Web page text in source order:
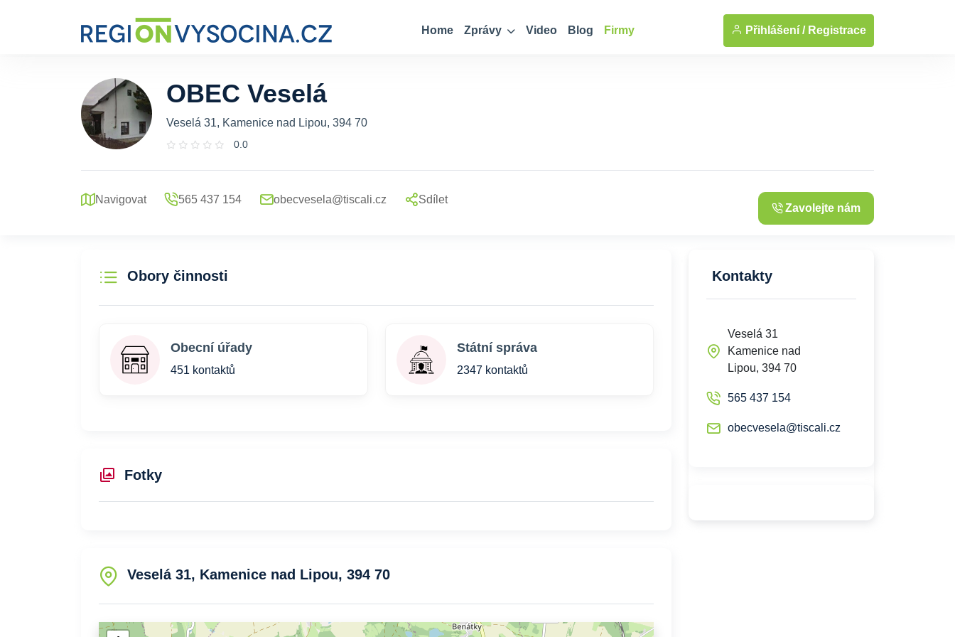
Home Zprávy Video Blog Firmy Přihlášení / Registrace
... Zobrazit fotografie
OBEC Veselá
Veselá 31, Kamenice nad Lipou, 394 70
0.0
Navigovat 565 437 154 obecvesela@tiscali.cz Sdílet
Zavolejte nám
Obory činnosti
Obecní úřady
451 kontaktů
Státní správa
2347 kontaktů
Fotky
Veselá 31, Kamenice nad Lipou, 394 70
Kontakty
Veselá 31
Kamenice nad
Lipou, 394 70
565 437 154
obecvesela@tiscali.cz